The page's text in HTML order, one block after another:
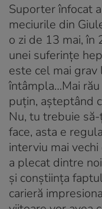
Suporter înfocat
meciurile din
o zi de 13 mai, în
unei suferinţe
este cel mai grav
întâmpla…Mai
puţin, aşteptând
Nu, tu trebuie
face, asta e
interviu mai
a plecat dintre
şi conştiinţa
carieră